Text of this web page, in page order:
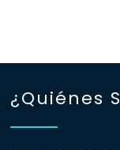
¿Quiénes